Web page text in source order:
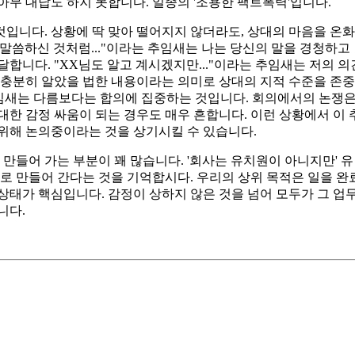
니다. 상황에 딱 맞아 떨어지지 않더라도, 상대의 마음을 온화
하신 것처럼..."이라는 추임새는 나는 당신의 말을 경청하고
합니다. "XX님도 알고 계시겠지만..."이라는 추임새는 저의 의
분히 알았을 법한 내용이라는 의미로 상대의 지적 수준을 존중
는 다름보다는 합의에 집중하는 것입니다. 회의에서의 논쟁
감정 싸움이 되는 경우도 매우 흔합니다. 이런 상황에서 이
해 논의중이라는 것을 상기시킬 수 있습니다.
들어 가는 부분이 꽤 많습니다. '회사는 유치원이 아니지만' 유
만들어 간다는 것을 기억합시다. 우리의 상위 목적은 일을 완
가 핵심입니다. 감정이 상하지 않은 것을 넘어 모두가 그 업
다.